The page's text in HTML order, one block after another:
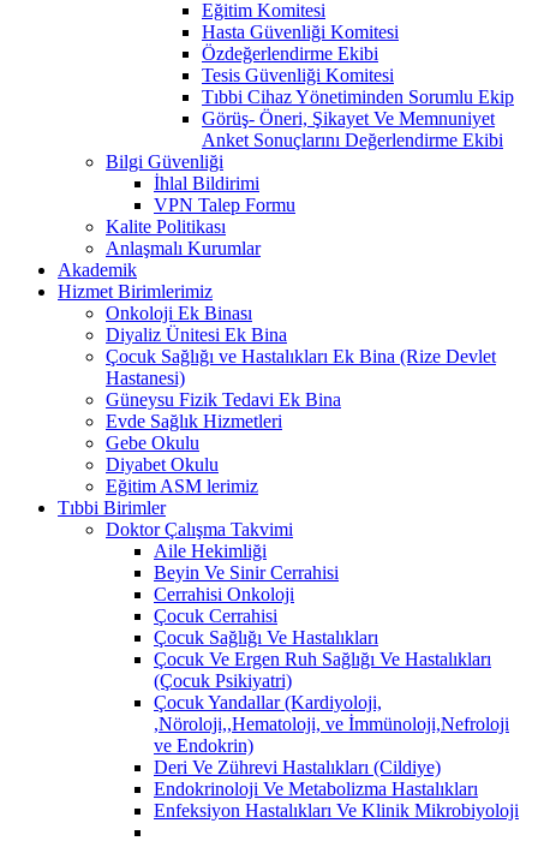
Eğitim Komitesi
Hasta Güvenliği Komitesi
Özdeğerlendirme Ekibi
Tesis Güvenliği Komitesi
Tıbbi Cihaz Yönetiminden Sorumlu Ekip
Görüş- Öneri, Şikayet Ve Memnuniyet
Anket Sonuçlarını Değerlendirme Ekibi
Bilgi Güvenliği
İhlal Bildirimi
VPN Talep Formu
Kalite Politikası
Anlaşmalı Kurumlar
Akademik
Hizmet Birimlerimiz
Onkoloji Ek Binası
Diyaliz Ünitesi Ek Bina
Çocuk Sağlığı ve Hastalıkları Ek Bina (Rize Devlet
Hastanesi)
Güneysu Fizik Tedavi Ek Bina
Evde Sağlık Hizmetleri
Gebe Okulu
Diyabet Okulu
Eğitim ASM lerimiz
Tıbbi Birimler
Doktor Çalışma Takvimi
Aile Hekimliği
Beyin Ve Sinir Cerrahisi
Cerrahisi Onkoloji
Çocuk Cerrahisi
Çocuk Sağlığı Ve Hastalıkları
Çocuk Ve Ergen Ruh Sağlığı Ve Hastalıkları
(Çocuk Psikiyatri)
Çocuk Yandallar (Kardiyoloji,
,Nöroloji,,Hematoloji, ve İmmünoloji,Nefroloji
ve Endokrin)
Deri Ve Zührevi Hastalıkları (Cildiye)
Endokrinoloji Ve Metabolizma Hastalıkları
Enfeksiyon Hastalıkları Ve Klinik Mikrobiyoloji